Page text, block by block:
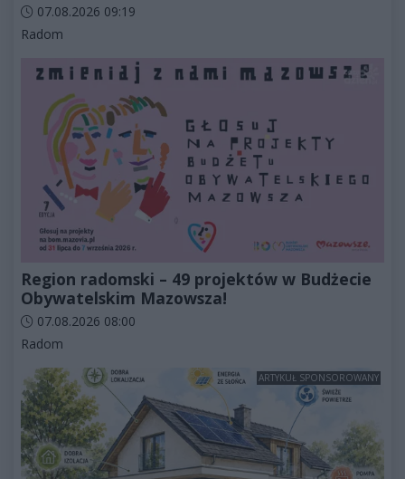
Data dodania artykułu:
07.08.2026 09:19
Kategorie artykułu:
Radom
Region radomski – 49 projektów w Budżecie
Obywatelskim Mazowsza!
Data dodania artykułu:
07.08.2026 08:00
Kategorie artykułu:
Radom
ARTYKUŁ SPONSOROWANY